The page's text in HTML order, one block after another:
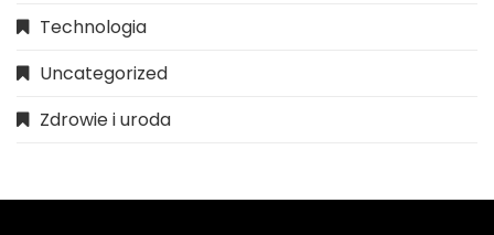
Technologia
Uncategorized
Zdrowie i uroda